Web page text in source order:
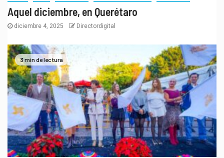
Aquel diciembre, en Querétaro
diciembre 4, 2025 Directordigital
3 min de lectura